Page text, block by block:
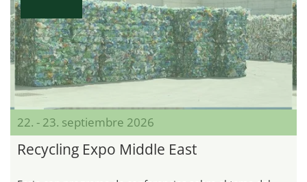
22. - 23. septiembre 2026
Recycling Expo Middle East